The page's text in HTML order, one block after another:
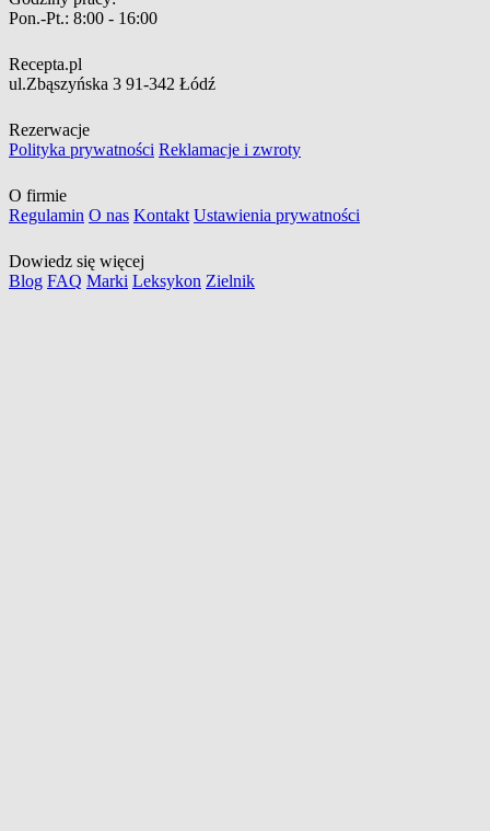
Pon.-Pt.: 8:00 - 16:00
Recepta.pl
ul.Zbąszyńska 3 91-342 Łódź
Rezerwacje
Polityka prywatności Reklamacje i zwroty
O firmie
Regulamin O nas Kontakt Ustawienia prywatności
Dowiedz się więcej
Blog FAQ Marki Leksykon Zielnik